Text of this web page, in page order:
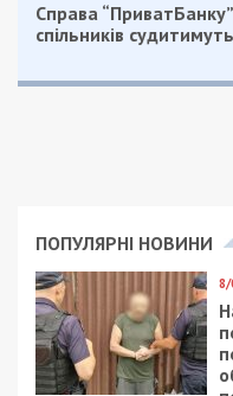
Справа
спільників
ПОПУЛЯРНІ НОВИНИ
8/